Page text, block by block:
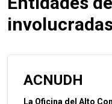
ACNUDH
La Oficina del Alto